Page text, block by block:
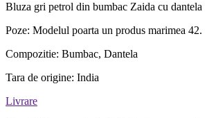
Bluza gri petrol din bumbac Zaida cu dantela
Poze: Modelul poarta un produs marimea 42.
Compozitie: Bumbac, Dantela
Tara de origine: India
Livrare